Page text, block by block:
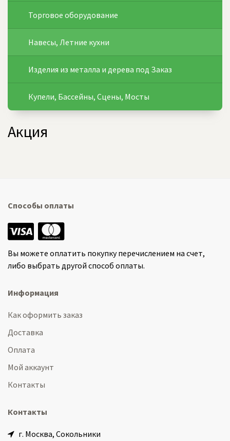
Торговое оборудование
Навесы, Летние кухни
Изделия из металла и дерева под Заказ
Купели, Бассейны, Сцены, Мосты
Акция
Способы оплаты
Вы можете оплатить покупку перечислением на счет,
либо выбрать другой способ оплаты.
Информация
Как оформить заказ
Доставка
Оплата
Мой аккаунт
Контакты
Контакты
г. Москва, Сокольники